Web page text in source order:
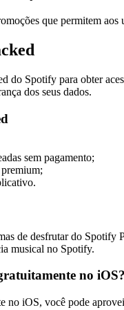
que permitem
do Spotify para obter
dos seus dados.
sem pagamento;
de desfrutar do
musical no Spotify.
no
no iOS, você pode